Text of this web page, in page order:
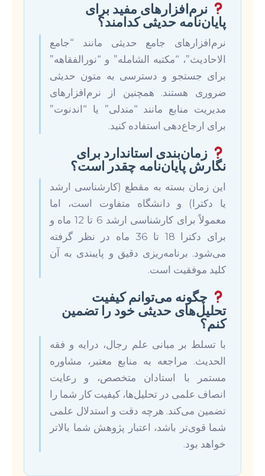
نرم‌افزارهای مفید برای
پایان‌نامه حدیثی کدامند؟
نرم‌افزارهای جامع حدیثی مانند “جامع
الاحادیث”، “مکتبه الشامله” و “نورالفقاهه”
برای جستجو و دسترسی به متون حدیثی
ضروری هستند. همچنین از نرم‌افزارهای
مدیریت منابع مانند “مندلی” یا “اندنوت”
برای ارجاع‌دهی استفاده کنید.
زمان‌بندی استاندارد برای
نگارش پایان‌نامه چقدر است؟
این زمان بسته به مقطع (کارشناسی ارشد
یا دکترا) و دانشگاه متفاوت است، اما
معمولاً برای کارشناسی ارشد 6 تا 12 ماه و
برای دکترا 18 تا 36 ماه در نظر گرفته
می‌شود. برنامه‌ریزی دقیق و پایبندی به آن
کلید موفقیت است.
چگونه می‌توانم کیفیت
تحلیل‌های حدیثی خود را تضمین
کنم؟
با تسلط بر مبانی علم رجال، درایه و فقه
الحدیث. مراجعه به منابع معتبر، مشاوره
مستمر با استادان متخصص، و رعایت
انصاف علمی در تحلیل‌ها، کیفیت کار شما را
تضمین می‌کند. هرچه دقت و استدلال علمی
شما قوی‌تر باشد، اعتبار پژوهش شما بالاتر
خواهد بود.